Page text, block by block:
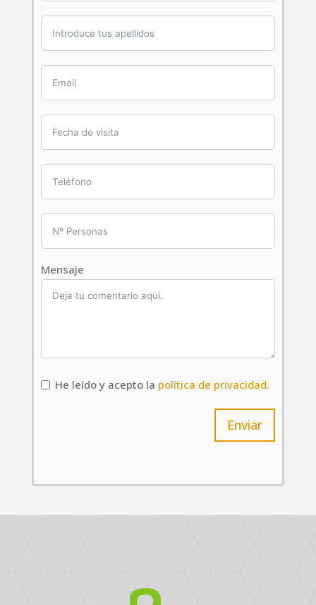
Mensaje
He leído y acepto la política de privacidad.
Enviar